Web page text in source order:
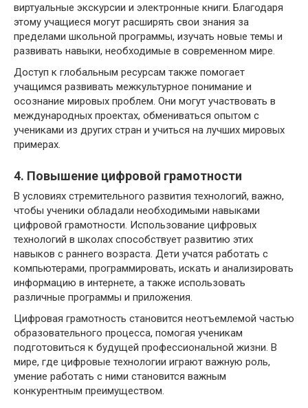
виртуальные экскурсии и электронные книги. Благодаря
этому учащиеся могут расширять свои знания за
пределами школьной программы, изучать новые темы и
развивать навыки, необходимые в современном мире.
Доступ к глобальным ресурсам также помогает
учащимся развивать межкультурное понимание и
осознание мировых проблем. Они могут участвовать в
международных проектах, обмениваться опытом с
учениками из других стран и учиться на лучших мировых
примерах.
4. Повышение цифровой грамотности
В условиях стремительного развития технологий, важно,
чтобы ученики обладали необходимыми навыками
цифровой грамотности. Использование цифровых
технологий в школах способствует развитию этих
навыков с раннего возраста. Дети учатся работать с
компьютерами, программировать, искать и анализировать
информацию в интернете, а также использовать
различные программы и приложения.
Цифровая грамотность становится неотъемлемой частью
образовательного процесса, помогая ученикам
подготовиться к будущей профессиональной жизни. В
мире, где цифровые технологии играют важную роль,
умение работать с ними становится важным
конкурентным преимуществом.